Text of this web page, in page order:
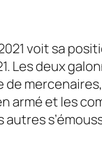
voit sa
Les deux
de
armé et les